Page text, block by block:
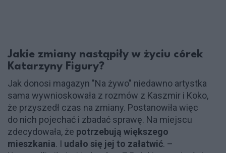
Jakie zmiany nastąpiły w życiu córek
Katarzyny Figury?
Jak donosi magazyn "Na żywo" niedawno artystka
sama wywnioskowała z rozmów z Kaszmir i Koko,
że przyszedł czas na zmiany. Postanowiła więc
do nich pojechać i zbadać sprawę. Na miejscu
zdecydowała, że potrzebują większego
mieszkania. I udało się jej to załatwić. –